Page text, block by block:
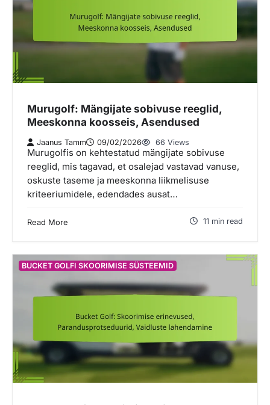
Murugolf: Mängijate sobivuse reeglid,
Meeskonna koosseis, Asendused
Jaanus Tamm 09/02/2026 66 Views
Murugolfis on kehtestatud mängijate sobivuse
reeglid, mis tagavad, et osalejad vastavad vanuse,
oskuste taseme ja meeskonna liikmelisuse
kriteeriumidele, edendades ausat…
Read More 11 min read
BUCKET GOLFI SKOORIMISE SÜSTEEMID